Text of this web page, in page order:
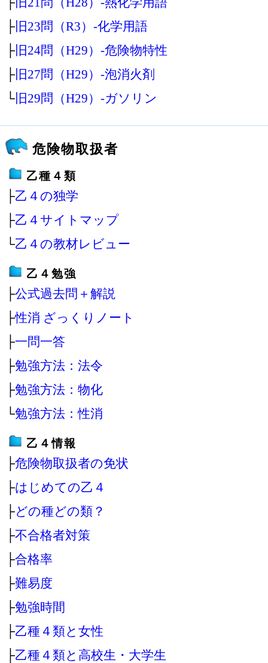
├ 旧23問（R3）‐化学用語
├ 旧24問（H29）‐危険物特性
├ 旧27問（H29）‐泡消火剤
└ 旧29問（H29）‐ガソリン
危険物取扱者
乙種４類
├乙４の独学
├乙４サイトマップ
└乙４の教材レビュー
乙４勉強
├公式過去問＋解説
├性消 ざっくりノート
├一問一答
├勉強方法：法令
├勉強方法：物化
└勉強方法：性消
乙４情報
├危険物取扱者の免状
├はじめての乙４
├どの種どの類？
├不合格者対策
├合格率
├難易度
├勉強時間
├乙種４類と女性
├乙種４類と高校生・大学生